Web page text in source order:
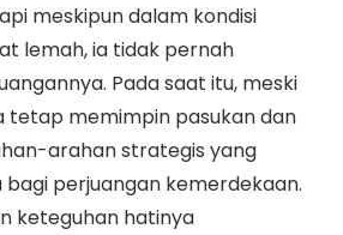
meskipun dalam kondisi
lemah, ia tidak pernah
Pada saat itu, meski
tetap memimpin pasukan dan
arahan strategis yang
perjuangan kemerdekaan.
keteguhan hatinya